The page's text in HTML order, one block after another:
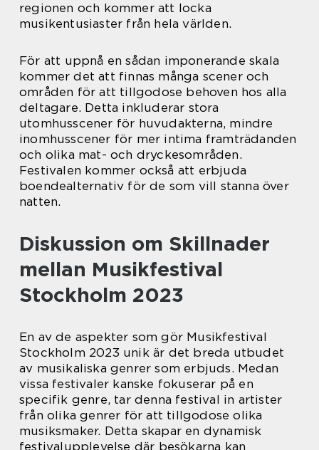
regionen och kommer att locka
musikentusiaster från hela världen.
För att uppnå en sådan imponerande skala
kommer det att finnas många scener och
områden för att tillgodose behoven hos alla
deltagare. Detta inkluderar stora
utomhusscener för huvudakterna, mindre
inomhusscener för mer intima framträdanden
och olika mat- och dryckesområden.
Festivalen kommer också att erbjuda
boendealternativ för de som vill stanna över
natten.
Diskussion om Skillnader
mellan Musikfestival
Stockholm 2023
En av de aspekter som gör Musikfestival
Stockholm 2023 unik är det breda utbudet
av musikaliska genrer som erbjuds. Medan
vissa festivaler kanske fokuserar på en
specifik genre, tar denna festival in artister
från olika genrer för att tillgodose olika
musiksmaker. Detta skapar en dynamisk
festivalupplevelse där besökarna kan